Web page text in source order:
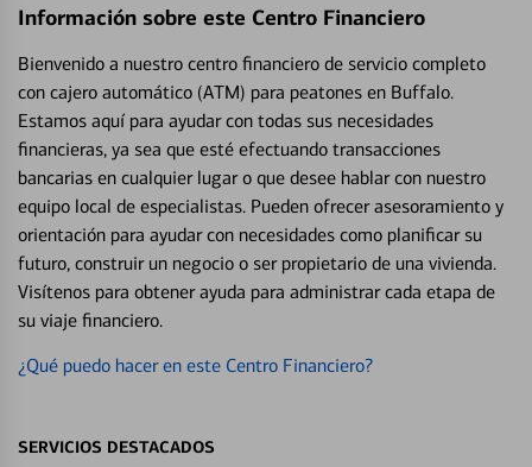
Información sobre este Centro Financiero
Bienvenido a nuestro centro financiero de servicio completo
con cajero automático (ATM) para peatones en Buffalo.
Estamos aquí para ayudar con todas sus necesidades
financieras, ya sea que esté efectuando transacciones
bancarias en cualquier lugar o que desee hablar con nuestro
equipo local de especialistas. Pueden ofrecer asesoramiento y
orientación para ayudar con necesidades como planificar su
futuro, construir un negocio o ser propietario de una vivienda.
Visítenos para obtener ayuda para administrar cada etapa de
su viaje financiero.
¿Qué puedo hacer en este Centro Financiero?
SERVICIOS DESTACADOS